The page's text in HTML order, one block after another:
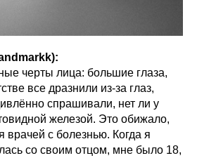
черты лица: большие глаза,
все дразнили из-за глаз,
спрашивали, нет ли у
железой. Это обижало,
врачей с болезнью. Когда я
со своим отцом, мне было 18,